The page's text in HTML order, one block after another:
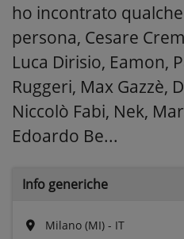
ho incontrato
persona, Cesare
Luca Dirisio, Eamon,
Ruggeri, Max Gazzè,
Niccolò Fabi, Nek,
Edoardo Be...
Info generiche
Milano (MI) - IT